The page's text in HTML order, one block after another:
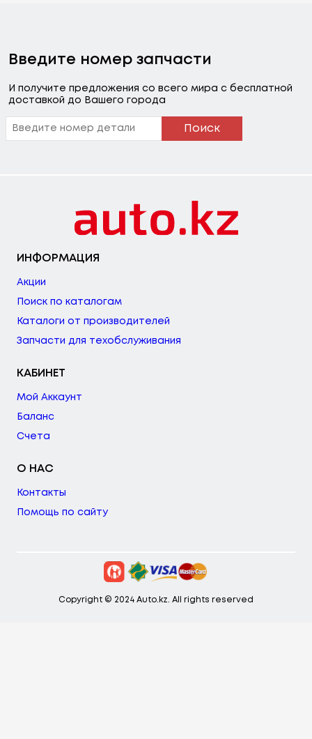
Введите номер запчасти
И получите предложения со всего мира с бесплатной
доставкой до Вашего города
Поиск
ИНФОРМАЦИЯ
Акции
Поиск по каталогам
Каталоги от производителей
Запчасти для техобслуживания
КАБИНЕТ
Мой Аккаунт
Баланс
Счета
О НАС
Контакты
Помощь по сайту
Copyright © 2024 Auto.kz. All rights reserved